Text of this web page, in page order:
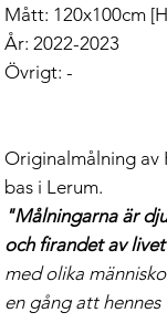
Mått: 120x100cm
År: 2022-2023
Övrigt: -
Originalmålning av
bas i Lerum.
"Målningarna är
och firandet av
med olika
en gång att